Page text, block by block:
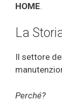
HOME.
La
Il settore
Perché?